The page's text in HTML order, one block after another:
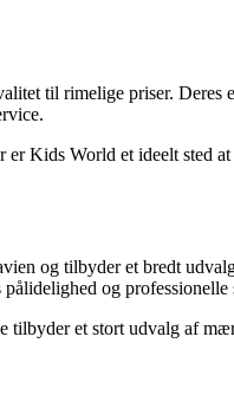
til rimelige priser.
Kids World et ideelt
og tilbyder et bredt
og professionelle
tilbyder et stort udvalg af